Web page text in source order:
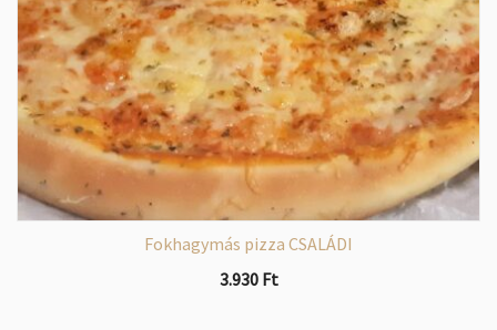
Fokhagymás pizza CSALÁDI
3.930 Ft